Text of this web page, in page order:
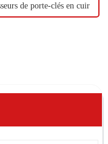
de porte-clés en cuir